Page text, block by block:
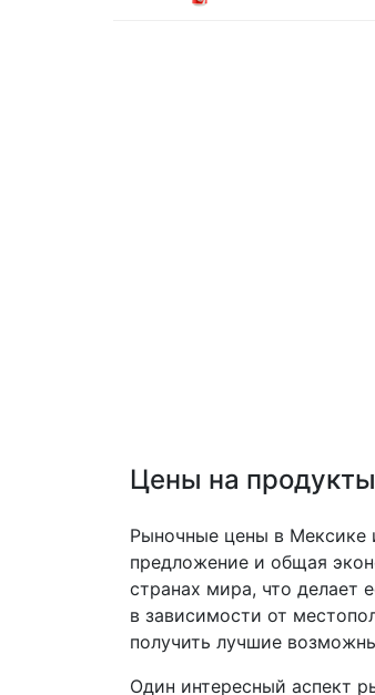
Цены на
Рыночные цены в Мексике
предложение и общая
странах мира, что делает
в зависимости от
получить лучшие
Один интересный аспект